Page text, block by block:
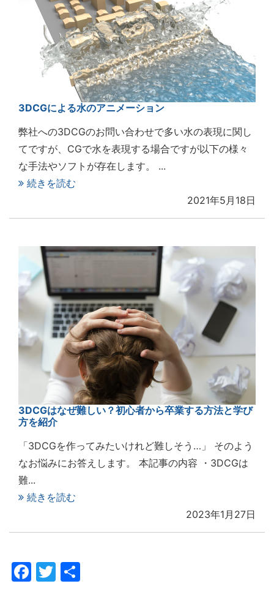
3DCGによる水のアニメーション
弊社への3DCGのお問い合わせで多い水の表現に関し
てですが、CGで水を表現する場合ですが以下の様々
な手法やソフトが存在します。 ...
続きを読む
2021年5月18日
3DCGはなぜ難しい？初心者から卒業する方法と学び
方を紹介
「3DCGを作ってみたいけれど難しそう…」 そのよう
なお悩みにお答えします。 本記事の内容 ・3DCGは
難...
続きを読む
2023年1月27日
Facebook
Twitter